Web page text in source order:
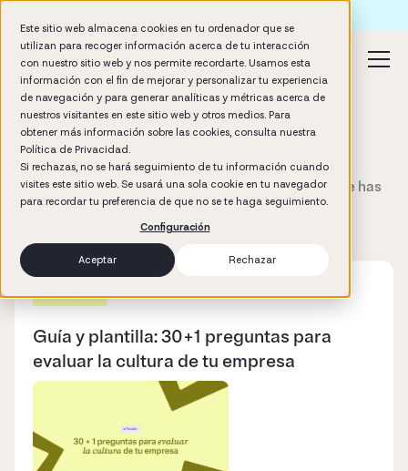
Este sitio web almacena cookies en tu ordenador que se
utilizan para recoger información acerca de tu interacción
con nuestro sitio web y nos permite recordarte. Usamos esta
información con el fin de mejorar y personalizar tu experiencia
de navegación y para generar analíticas y métricas acerca de
nuestros visitantes en este sitio web y otros medios. Para
obtener más información sobre las cookies, consulta nuestra
Política de Privacidad.
Si rechazas, no se hará seguimiento de tu información cuando
visites este sitio web. Se usará una sola cookie en tu navegador
para recordar tu preferencia de que no se te haga seguimiento.
Configuración
Aceptar Rechazar
Tu descarga está en camino.
Por favor revisa tu email.
Hemos enviado la plantilla al correo electrónico que has
utilizado para completar el formulario.
Guía y plantilla: 30+1 preguntas para
evaluar la cultura de tu empresa​